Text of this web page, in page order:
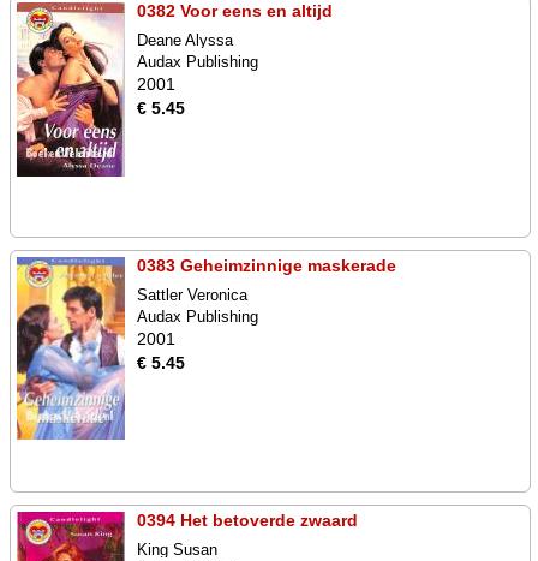
0382 Voor eens en altijd
Deane Alyssa
Audax Publishing
2001
€ 5.45
0383 Geheimzinnige maskerade
Sattler Veronica
Audax Publishing
2001
€ 5.45
0394 Het betoverde zwaard
King Susan